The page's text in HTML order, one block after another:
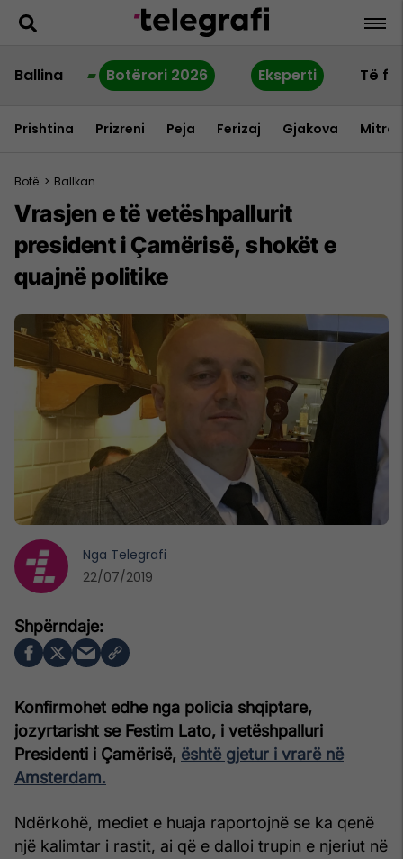
Ballina Botërori 2026 Eksperti Të
Prishtina Prizreni Peja Ferizaj Gjakova
Botë > Ballkan
Vrasjen e të vetëshpallurit
president i Çamërisë, shokët e
quajnë politike
Konfirmohet edhe nga policia shqiptare,
jozyrtarisht se Festim Lato, i vetëshpalluri
Presidenti i Çamërisë, është gjetur i vrarë në
Amsterdam.
Ndërkohë, mediet e huaja raportojnë se ka qenë
një kalimtar i rastit, ai që e dalloi trupin e njeriut në
Nga Telegrafi
22/07/2019